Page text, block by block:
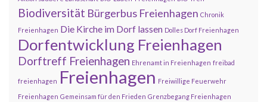
Biodiversität Bürgerbus Freienhagen Chronik
Freienhagen Die Kirche im Dorf lassen Dolles Dorf Freienhagen
Dorfentwicklung Freienhagen
Dorftreff Freienhagen Ehrenamt in Freienhagen freibad
freienhagen Freienhagen Freiwillige Feuerwehr
Freienhagen Gemeinsam für den Frieden Grenzbegang Freienhagen